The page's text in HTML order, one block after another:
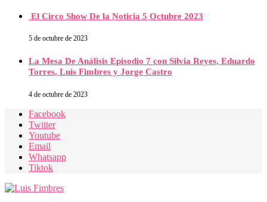
El Circo Show De la Noticia 5 Octubre 2023
5 de octubre de 2023
La Mesa De Análisis Episodio 7 con Silvia Reyes, Eduardo
Torres, Luis Fimbres y Jorge Castro
4 de octubre de 2023
Facebook
Twitter
Youtube
Email
Whatsapp
Tiktok